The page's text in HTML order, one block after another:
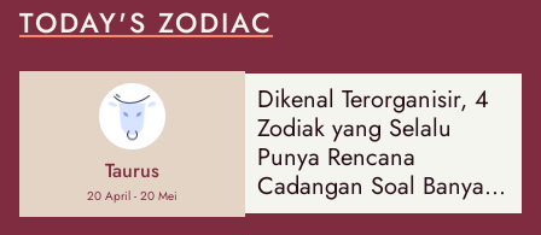
TODAY'S ZODIAC
Taurus
20 April - 20 Mei
Dikenal Terorganisir, 4
Zodiak yang Selalu
Punya Rencana
Cadangan Soal Banyak
Hal